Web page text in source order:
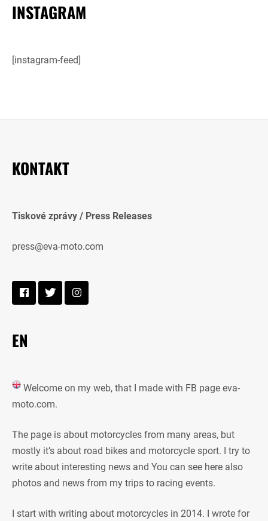
INSTAGRAM
[instagram-feed]
KONTAKT
Tiskové zprávy / Press Releases
press@eva-moto.com
EN
Welcome on my web, that I made with FB page eva-
moto.com.
The page is about motorcycles from many areas, but
mostly it’s about road bikes and motorcycle sport. I try to
write about interesting news and You can see here also
photos and news from my trips to racing events.
I start with writing about motorcycles in 2014. I wrote for